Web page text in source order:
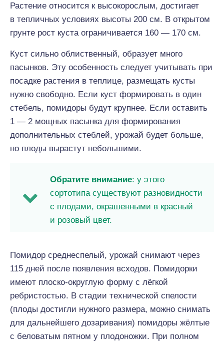
Растение относится к высокорослым, достигает
в тепличных условиях высоты 200 см. В открытом
грунте рост куста ограничивается 160 — 170 см.
Куст сильно облиственный, образует много
пасынков. Эту особенность следует учитывать при
посадке растения в теплице, размещать кусты
нужно свободно. Если куст формировать в один
стебель, помидоры будут крупнее. Если оставить
1 — 2 мощных пасынка для формирования
дополнительных стеблей, урожай будет больше,
но плоды вырастут небольшими.
Обратите внимание: у этого
сортотипа существуют разновидности
с плодами, окрашенными в красный
и розовый цвет.
Помидор среднеспелый, урожай снимают через
115 дней после появления всходов. Помидорки
имеют плоско-округлую форму с лёгкой
ребристостью. В стадии технической спелости
(плоды достигли нужного размера, можно снимать
для дальнейшего дозаривания) помидоры жёлтые
с беловатым пятном у плодоножки. При полном